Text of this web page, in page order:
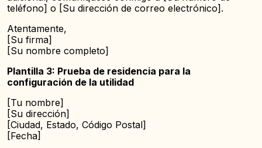
teléfono] o [Su dirección de correo electrónico].
Atentamente,
[Su firma]
[Su nombre completo]
Plantilla 3: Prueba de residencia para la
configuración de la utilidad
[Tu nombre]
[Su dirección]
[Ciudad, Estado, Código Postal]
[Fecha]